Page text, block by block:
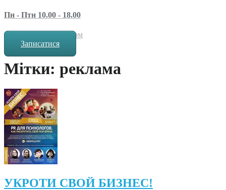
Пн - Птн 10.00 - 18.00
за попереднім записом
Записатися
Мітки: реклама
УКРОТИ СВОЙ БИЗНЕС!